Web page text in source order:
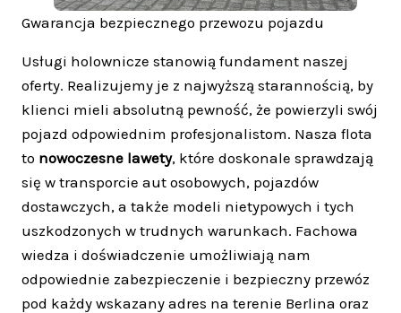
Gwarancja bezpiecznego przewozu pojazdu
Usługi holownicze stanowią fundament naszej
oferty. Realizujemy je z najwyższą starannością, by
klienci mieli absolutną pewność, że powierzyli swój
pojazd odpowiednim profesjonalistom. Nasza flota
to nowoczesne lawety, które doskonale sprawdzają
się w transporcie aut osobowych, pojazdów
dostawczych, a także modeli nietypowych i tych
uszkodzonych w trudnych warunkach. Fachowa
wiedza i doświadczenie umożliwiają nam
odpowiednie zabezpieczenie i bezpieczny przewóz
pod każdy wskazany adres na terenie Berlina oraz